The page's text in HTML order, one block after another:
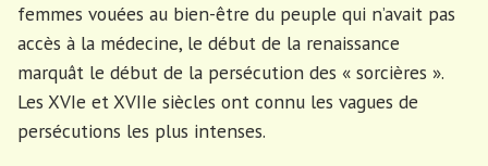
femmes vouées au bien-être du peuple qui n’avait pas
accès à la médecine, le début de la renaissance
marquât le début de la persécution des « sorcières ».
Les XVIe et XVIIe siècles ont connu les vagues de
persécutions les plus intenses.